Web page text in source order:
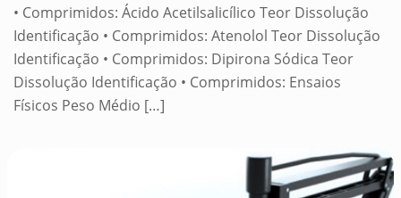
• Comprimidos: Ácido Acetilsalicílico Teor Dissolução
Identificação • Comprimidos: Atenolol Teor Dissolução
Identificação • Comprimidos: Dipirona Sódica Teor
Dissolução Identificação • Comprimidos: Ensaios
Físicos Peso Médio […]